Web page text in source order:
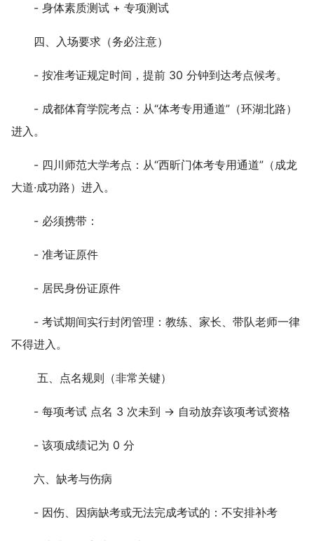
- 身体素质测试 + 专项测试
四、入场要求（务必注意）
- 按准考证规定时间，提前 30 分钟到达考点候考。
- 成都体育学院考点：从“体考专用通道”（环湖北路）
进入。
- 四川师范大学考点：从“西昕门体考专用通道”（成龙
大道·成功路）进入。
- 必须携带：
- 准考证原件
- 居民身份证原件
- 考试期间实行封闭管理：教练、家长、带队老师一律
不得进入。
五、点名规则（非常关键）
- 每项考试 点名 3 次未到 → 自动放弃该项考试资格
- 该项成绩记为 0 分
六、缺考与伤病
- 因伤、因病缺考或无法完成考试的：不安排补考